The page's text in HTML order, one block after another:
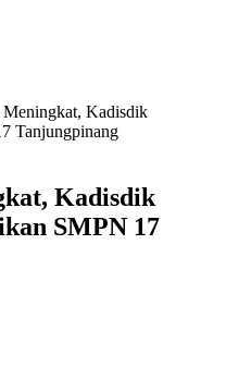
Meningkat, Kadisdik
Tanjungpinang
Kadisdik
SMPN 17